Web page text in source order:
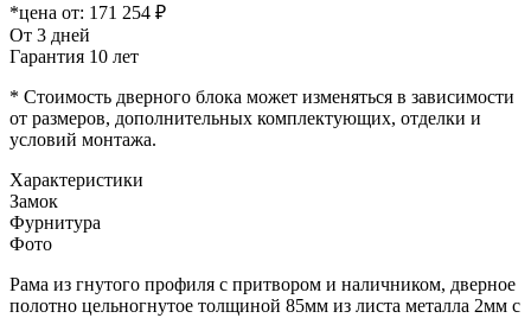
*цена от: 171 254 ₽
От 3 дней
Гарантия 10 лет
* Стоимость дверного блока может изменяться в зависимости
от размеров, дополнительных комплектующих, отделки и
условий монтажа.
Характеристики
Замок
Фурнитура
Фото
Рама из гнутого профиля с притвором и наличником, дверное
полотно цельногнутое толщиной 85мм из листа металла 2мм c